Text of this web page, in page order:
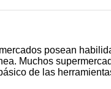
posean
Muchos
de las